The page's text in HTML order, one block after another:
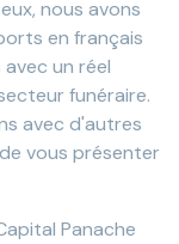
nous avons
en français
un réel
funéraire.
avec d'autres
vous présenter
Panache